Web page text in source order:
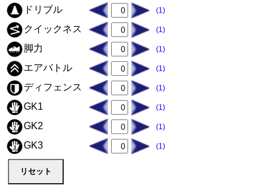
ドリブル (1)
クイックネス (1)
脚力 (1)
エアバトル (1)
ディフェンス (1)
GK1 (1)
GK2 (1)
GK3 (1)